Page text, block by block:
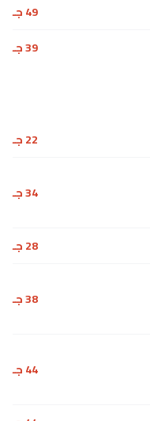
49 جـ
39 جـ
22 جـ
34 جـ
28 جـ
38 جـ
44 جـ